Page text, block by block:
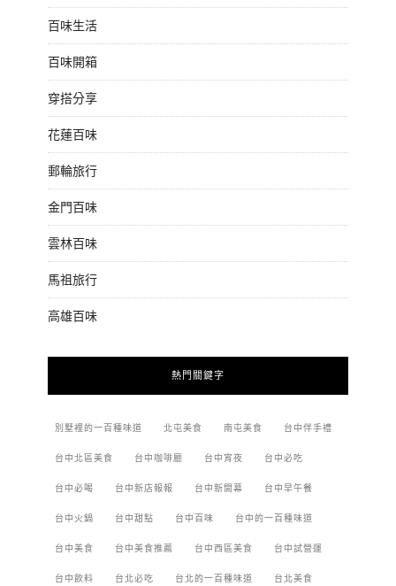
百味生活
百味開箱
穿搭分享
花蓮百味
郵輪旅行
金門百味
雲林百味
馬祖旅行
高雄百味
熱門關鍵字
別墅裡的一百種味道 北屯美食 南屯美食 台中伴手禮
台中北區美食 台中咖啡廳 台中宵夜 台中必吃
台中必喝 台中新店報報 台中新開幕 台中早午餐
台中火鍋 台中甜點 台中百味 台中的一百種味道
台中美食 台中美食推薦 台中西區美食 台中試營運
台中飲料 台北必吃 台北的一百種味道 台北美食